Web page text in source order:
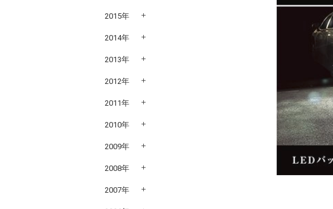
2015年
2014年
2013年
2012年
2011年
2010年
2009年
2008年
2007年